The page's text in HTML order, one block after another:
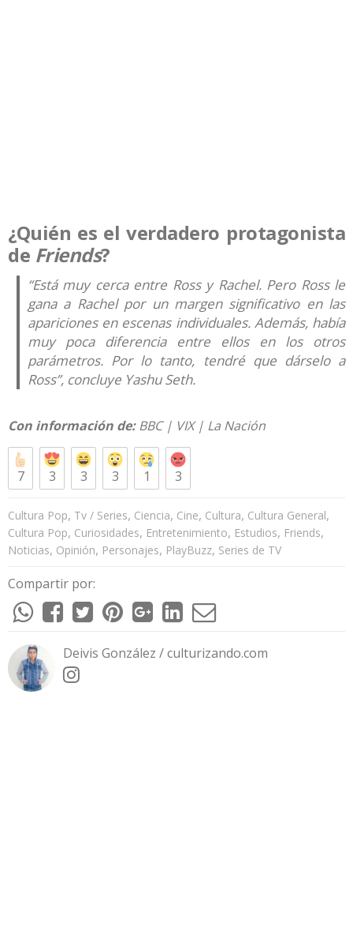
¿Quién es el verdadero protagonista
de Friends?
“Está muy cerca entre Ross y Rachel. Pero Ross le
gana a Rachel por un margen significativo en las
apariciones en escenas individuales. Además, había
muy poca diferencia entre ellos en los otros
parámetros. Por lo tanto, tendré que dárselo a
Ross”, concluye Yashu Seth.
Con información de:BBC| VIX| La Nación
7 3 3 3 1 3
Cultura Pop, Tv / Series, Ciencia, Cine, Cultura, Cultura General,
Cultura Pop, Curiosidades, Entretenimiento, Estudios, Friends,
Noticias, Opinión, Personajes, PlayBuzz, Series de TV
Compartir por:
Deivis González / culturizando.com